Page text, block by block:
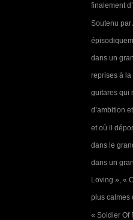
finalement
Soutenu par
dans un
reprises à la
guitares qui
d’ambition
et où il
dans le
dans un
Loving », «
plus calmes
« Soldier Of